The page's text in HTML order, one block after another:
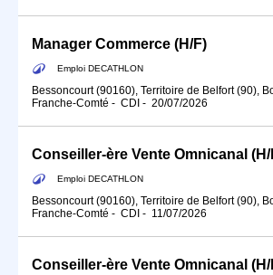
Manager Commerce (H/F)
Emploi DECATHLON
Bessoncourt (90160), Territoire de Belfort (90),
Franche-Comté - CDI - 20/07/2026
Emploi DECATHLON
Bessoncourt (90160), Territoire de Belfort (90),
Franche-Comté - CDI - 11/07/2026
Conseiller-ère Vente Omnicanal (H/